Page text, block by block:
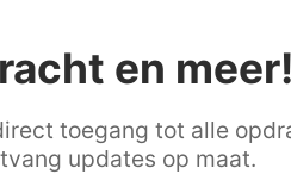
en meer!
toegang tot alle
updates op maat.